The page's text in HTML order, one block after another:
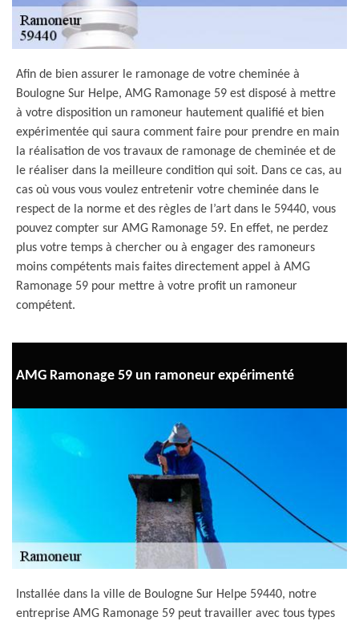
Afin de bien assurer le ramonage de votre cheminée à
Boulogne Sur Helpe, AMG Ramonage 59 est disposé à mettre
à votre disposition un ramoneur hautement qualifié et bien
expérimentée qui saura comment faire pour prendre en main
la réalisation de vos travaux de ramonage de cheminée et de
le réaliser dans la meilleure condition qui soit. Dans ce cas, au
cas où vous vous voulez entretenir votre cheminée dans le
respect de la norme et des règles de l’art dans le 59440, vous
pouvez compter sur AMG Ramonage 59. En effet, ne perdez
plus votre temps à chercher ou à engager des ramoneurs
moins compétents mais faites directement appel à AMG
Ramonage 59 pour mettre à votre profit un ramoneur
compétent.
AMG Ramonage 59 un ramoneur expérimenté
Installée dans la ville de Boulogne Sur Helpe 59440, notre
entreprise AMG Ramonage 59 peut travailler avec tous types